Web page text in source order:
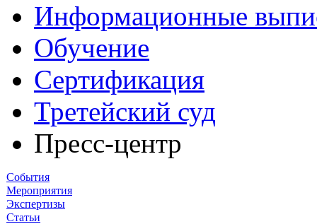
Информационные
Обучение
Сертификация
Третейский суд
Пресс-центр
События
Мероприятия
Экспертизы
Статьи